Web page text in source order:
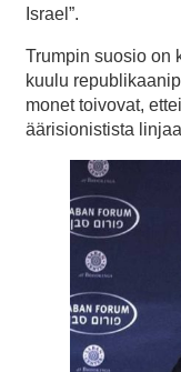
Israel”.
Trumpin suosio on
kuulu
monet toivovat,
äärisionistista